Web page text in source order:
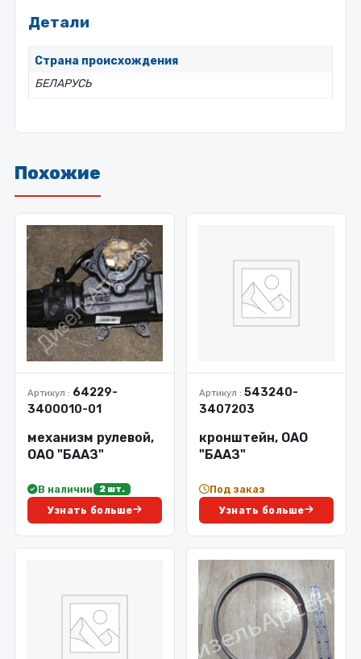
Детали
Страна происхождения
БЕЛАРУСЬ
Похожие
Артикул : 64229-
3400010-01
механизм рулевой,
ОАО "БААЗ"
В наличии 2 шт.
Узнать больше
Артикул : 543240-
3407203
кронштейн, ОАО
"БААЗ"
Под заказ
Узнать больше